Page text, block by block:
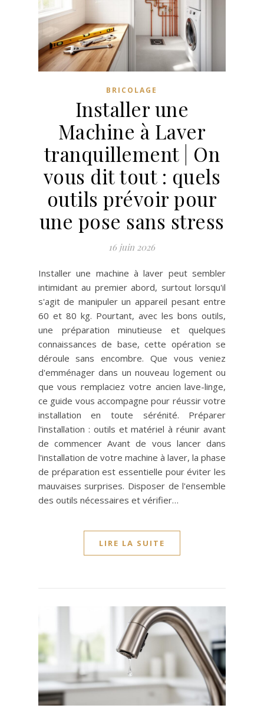
BRICOLAGE
Installer une
Machine à Laver
tranquillement | On
vous dit tout : quels
outils prévoir pour
une pose sans stress
16 juin 2026
Installer une machine à laver peut sembler
intimidant au premier abord, surtout lorsqu'il
s'agit de manipuler un appareil pesant entre
60 et 80 kg. Pourtant, avec les bons outils,
une préparation minutieuse et quelques
connaissances de base, cette opération se
déroule sans encombre. Que vous veniez
d'emménager dans un nouveau logement ou
que vous remplaciez votre ancien lave-linge,
ce guide vous accompagne pour réussir votre
installation en toute sérénité. Préparer
l'installation : outils et matériel à réunir avant
de commencer Avant de vous lancer dans
l'installation de votre machine à laver, la phase
de préparation est essentielle pour éviter les
mauvaises surprises. Disposer de l'ensemble
des outils nécessaires et vérifier…
LIRE LA SUITE